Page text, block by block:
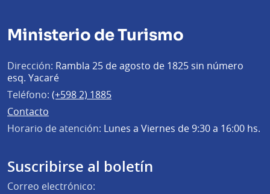
Ministerio de Turismo
Dirección: Rambla 25 de agosto de 1825 sin número
esq. Yacaré
Teléfono: (+598 2) 1885
Contacto
Horario de atención: Lunes a Viernes de 9:30 a 16:00 hs.
Suscribirse al boletín
Correo electrónico: